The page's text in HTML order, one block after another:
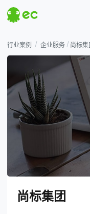
热门搜
行业案例 企业服务 尚标集
尚标集团